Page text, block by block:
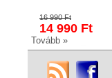
16 990 Ft
14 990 Ft
Tovább »